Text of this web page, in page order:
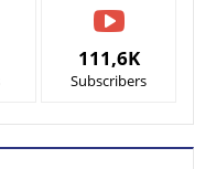
111,6K
Subscribers